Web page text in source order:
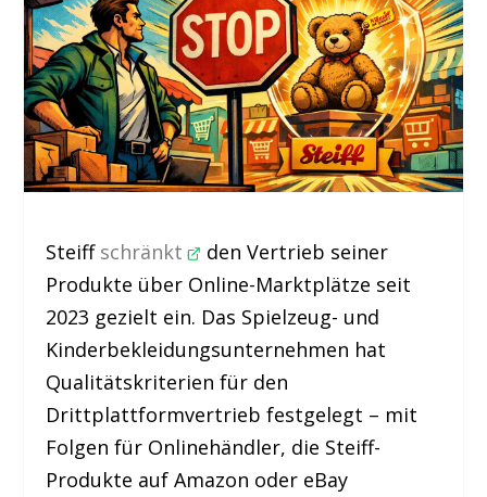
Steiff schränkt
den Vertrieb seiner
Produkte über Online-Marktplätze seit
2023 gezielt ein. Das Spielzeug- und
Kinderbekleidungsunternehmen hat
Qualitätskriterien für den
Drittplattformvertrieb festgelegt – mit
Folgen für Onlinehändler, die Steiff-
Produkte auf Amazon oder eBay